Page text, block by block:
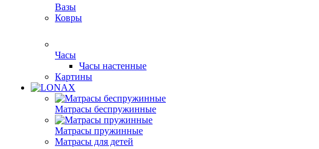
Вазы
Ковры
Часы
Часы настенные
Картины
Матрасы беспружинные
Матрасы пружинные
Матрасы для детей